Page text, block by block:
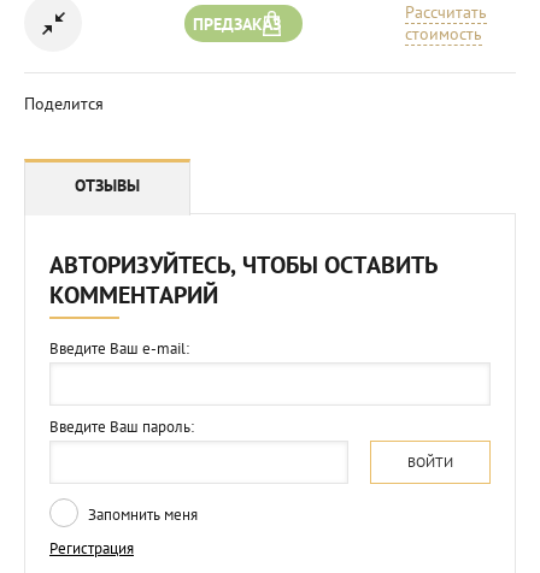
ПРЕДЗАКАЗ
Рассчитать
стоимость
Поделится
ОТЗЫВЫ
АВТОРИЗУЙТЕСЬ, ЧТОБЫ ОСТАВИТЬ
КОММЕНТАРИЙ
Введите Ваш e-mail:
Введите Ваш пароль:
ВОЙТИ
Запомнить меня
Регистрация